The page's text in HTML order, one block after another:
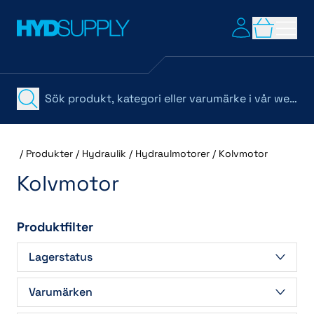
/ Produkter / Hydraulik / Hydraulmotorer / Kolvmotor
Kolvmotor
Produktfilter
Lagerstatus
Beställningsvara
(8)
Varumärken